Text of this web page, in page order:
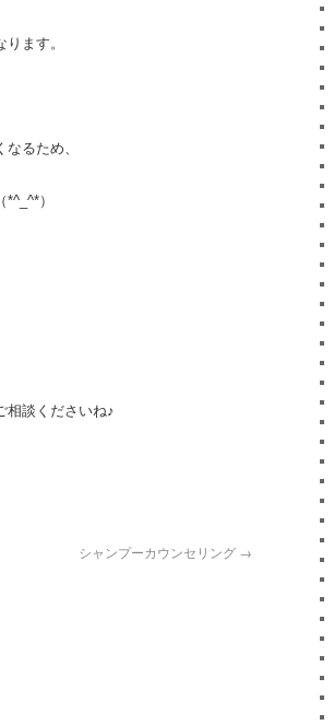
ます。
るため、
）
相談くださいね♪
シャンプーカウンセリング →